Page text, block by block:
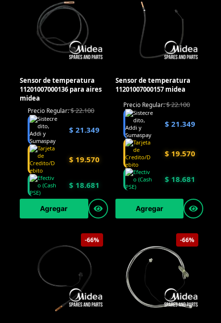
Sensor de temperatura
11201007000136 para aires
midea
Precio Regular:$22.100
$ 21.349
$ 19.570
$ 18.681
Agregar
Sensor de temperatura
11201007000157 midea
Precio Regular:$22.100
$ 21.349
$ 19.570
$ 18.681
Agregar
-66% -66%